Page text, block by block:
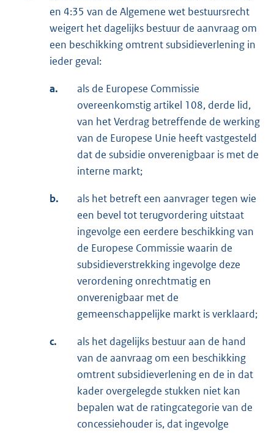
en 4:35 van de Algemene wet bestuursrecht
weigert het dagelijks bestuur de aanvraag om
een beschikking omtrent subsidieverlening in
ieder geval:
a.
als de Europese Commissie
overeenkomstig artikel 108, derde lid,
van het Verdrag betreffende de werking
van de Europese Unie heeft vastgesteld
dat de subsidie onverenigbaar is met de
interne markt;
b.
als het betreft een aanvrager tegen wie
een bevel tot terugvordering uitstaat
ingevolge een eerdere beschikking van
de Europese Commissie waarin de
subsidieverstrekking ingevolge deze
verordening onrechtmatig en
onverenigbaar met de
gemeenschappelijke markt is verklaard;
c.
als het dagelijks bestuur aan de hand
van de aanvraag om een beschikking
omtrent subsidieverlening en de in dat
kader overgelegde stukken niet kan
bepalen wat de ratingcategorie van de
concessiehouder is, dat ingevolge